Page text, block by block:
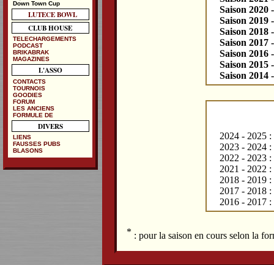
Saison 2020
Saison 2019
Saison 2018
Saison 2017
Saison 2016
Saison 2015
Saison 2014
2024 - 2025
2023 - 2024
2022 - 2023
2021 - 2022
2018 - 2019
2017 - 2018 :
2016 - 2017 :
* : pour la saison en cours selon la
Down Town Cup
LUTECE BOWL
CLUB HOUSE
TELECHARGEMENTS
PODCAST
BRIKABRAK
MAGAZINES
L'ASSO
CONTACTS
TOURNOIS
GOODIES
FORUM
LES ANCIENS
FORMULE DE
DIVERS
LIENS
FAUSSES PUBS
BLASONS